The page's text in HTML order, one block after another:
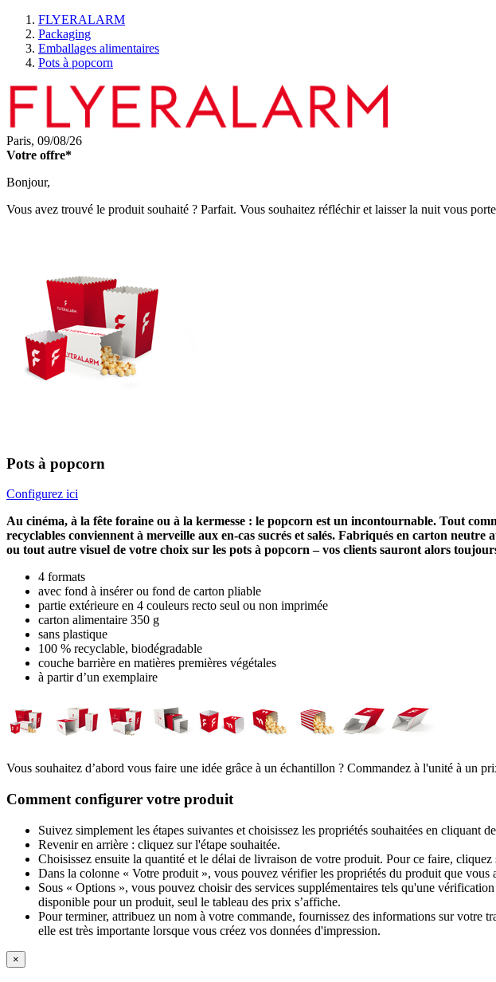
FLYERALARM
Packaging
Emballages alimentaires
Pots à popcorn
Paris, 09/08/26
Votre offre*
Bonjour,
Vous avez trouvé le produit souhaité ? Parfait. Vous souhaitez réfléchir et laisser la nuit vous
Pots à popcorn
Configurez ici
Au cinéma, à la fête foraine ou à la kermesse : le popcorn est un incontournable. Tout
recyclables conviennent à merveille aux en-cas sucrés et salés. Fabriqués en carton
ou tout autre visuel de votre choix sur les pots à popcorn – vos clients sauront alors
4 formats
avec fond à insérer ou fond de carton pliable
partie extérieure en 4 couleurs recto seul ou non imprimée
carton alimentaire 350 g
sans plastique
100 % recyclable, biodégradable
couche barrière en matières premières végétales
à partir d’un exemplaire
Vous souhaitez d’abord vous faire une idée grâce à un échantillon ? Commandez à l'unité à un
Comment configurer votre produit
Suivez simplement les étapes suivantes et choisissez les propriétés souhaitées en cliquant
Revenir en arrière : cliquez sur l'étape souhaitée.
Choisissez ensuite la quantité et le délai de livraison de votre produit. Pour ce faire,
Dans la colonne « Votre produit », vous pouvez vérifier les propriétés du produit que vous
Sous « Options », vous pouvez choisir des services supplémentaires tels qu'une
disponible pour un produit, seul le tableau des prix s’affiche.
Pour terminer, attribuez un nom à votre commande, fournissez des informations sur votre
elle est très importante lorsque vous créez vos données d'impression.
×